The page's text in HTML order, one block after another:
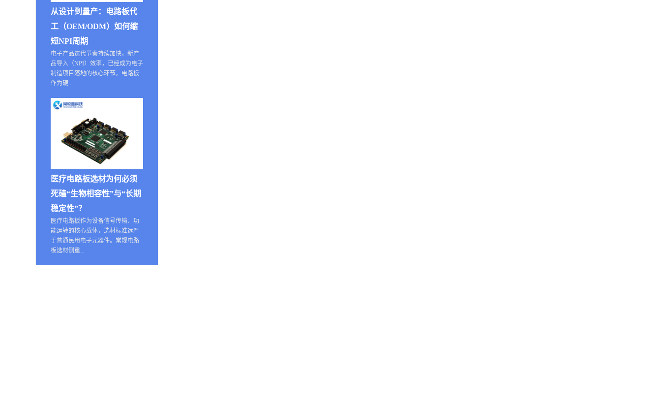
从设计到量产：电路板代
工（OEM/ODM）如何缩
短NPI周期
电子产品迭代节奏持续加快，新产
品导入（NPI）效率，已经成为电子
制造项目落地的核心环节。电路板
作为硬...
医疗电路板选材为何必须
死磕“生物相容性”与“长期
稳定性”？
医疗电路板作为设备信号传输、功
能运转的核心载体，选材标准远严
于普通民用电子元器件。常规电路
板选材侧重...